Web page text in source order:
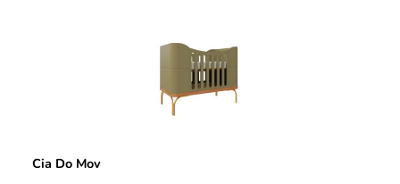
Cia Do Mov